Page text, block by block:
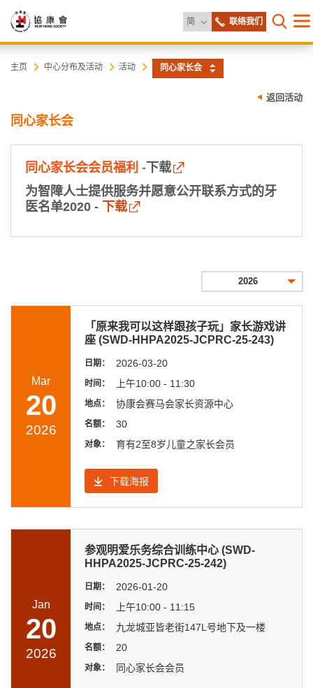
简 更改语言联络我们
打开目
协
会
主页 中心分布及活动 活动 同心家长会
返回活动
同心家长会
同心家长会会员福利 -下载
为智障人士提供服务并愿意公开联系方式的牙
医名单2020 - 下载
2026
Mar
20
2026
「原来我可以这样跟孩子玩」家长游戏讲
座 (SWD-HHPA2025-JCPRC-25-243)
日期： 2026-03-20
时间： 上午10:00 - 11:30
地点： 协康会赛马会家长资源中心
名额： 30
对象： 育有2至8岁儿童之家长会员
下载海报
Jan
20
2026
参观明爱乐务综合训练中心 (SWD-
HHPA2025-JCPRC-25-242)
日期： 2026-01-20
时间： 上午10:00 - 11:15
地点： 九龙城亚皆老街147L号地下及一楼
名额： 20
对象： 同心家长会会员